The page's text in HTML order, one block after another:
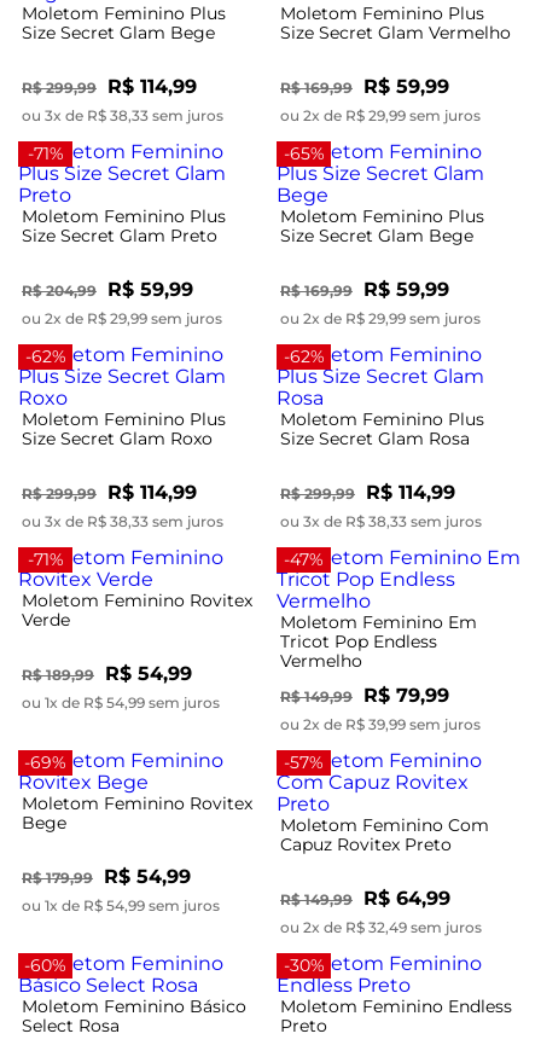
Moletom Feminino Plus
Size Secret Glam Bege
R$ 299,99 R$ 114,99
ou 3x de R$ 38,33 sem juros
Moletom Feminino Plus
Size Secret Glam Vermelho
R$ 169,99 R$ 59,99
ou 2x de R$ 29,99 sem juros
-71%
Moletom Feminino Plus
Size Secret Glam Preto
R$ 204,99 R$ 59,99
ou 2x de R$ 29,99 sem juros
-65%
Moletom Feminino Plus
Size Secret Glam Bege
R$ 169,99 R$ 59,99
ou 2x de R$ 29,99 sem juros
-62%
Moletom Feminino Plus
Size Secret Glam Roxo
R$ 299,99 R$ 114,99
ou 3x de R$ 38,33 sem juros
-62%
Moletom Feminino Plus
Size Secret Glam Rosa
R$ 299,99 R$ 114,99
ou 3x de R$ 38,33 sem juros
-71%
Moletom Feminino Rovitex
Verde
R$ 189,99 R$ 54,99
ou 1x de R$ 54,99 sem juros
-47%
Moletom Feminino Em
Tricot Pop Endless
Vermelho
R$ 149,99 R$ 79,99
ou 2x de R$ 39,99 sem juros
-69%
Moletom Feminino Rovitex
Bege
R$ 179,99 R$ 54,99
ou 1x de R$ 54,99 sem juros
-57%
Moletom Feminino Com
Capuz Rovitex Preto
R$ 149,99 R$ 64,99
ou 2x de R$ 32,49 sem juros
-60%
Moletom Feminino Básico
Select Rosa
-30%
Moletom Feminino Endless
Preto